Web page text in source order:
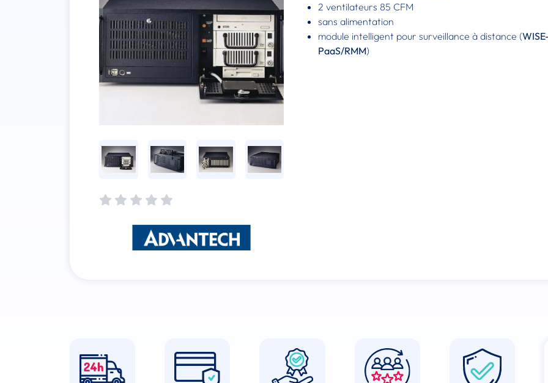
2 ventilateurs 85 CFM
sans alimentation
module intelligent pour surveillance à distance (
PaaS/RMM)